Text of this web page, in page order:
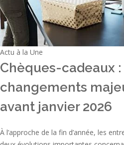
Actu à la Une
Chèques-cadeaux
changements
avant janvier 2026
À l’approche de la fin d’année, les